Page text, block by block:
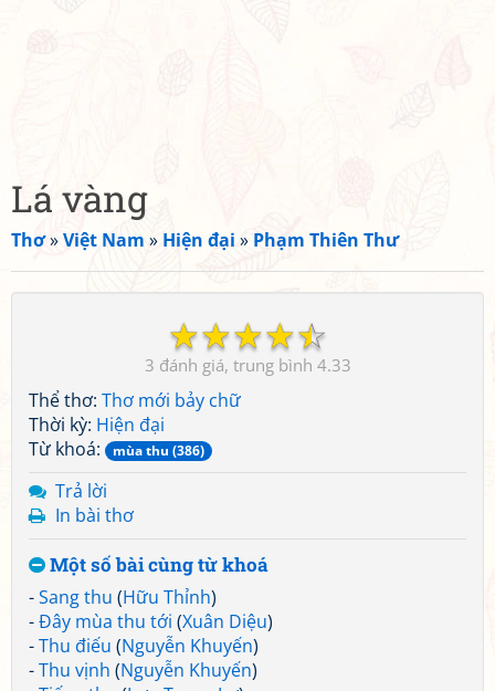
Lá vàng
Thơ»Việt Nam » Hiện đại » Phạm Thiên Thư
☆
☆
☆
☆
☆
3 4.33
Thể thơ: Thơ mới bảy chữ
Thời kỳ: Hiện đại
Từ khoá:
mùa thu (386)
Trả lời
In bài thơ
Một số bài cùng từ khoá
-Sang thu (Hữu Thỉnh)
-Đây mùa thu tới (Xuân Diệu)
-Thu điếu (Nguyễn Khuyến)
-Thu vịnh (Nguyễn Khuyến)